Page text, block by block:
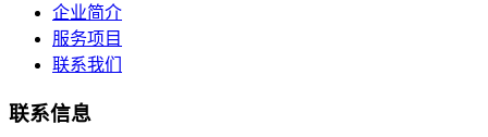
企业简介
服务项目
联系我们
联系信息